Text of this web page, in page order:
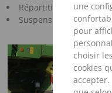
une
pour
choisir
cookies
Répartition uniforme
Suspension optimale